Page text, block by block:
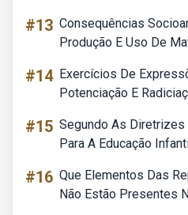
#13 Consequências
Produção E Uso De
#14 Exercícios De
Potenciação E
#15 Segundo As Diretrizes
Para A Educação
#16 Que Elementos Das
Não Estão Presentes